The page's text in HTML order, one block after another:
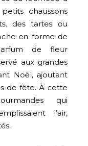
chaussons
des tartes ou
en forme de
de fleur
aux grandes
Noël, ajoutant
de fête. À cette
qui
l’air,